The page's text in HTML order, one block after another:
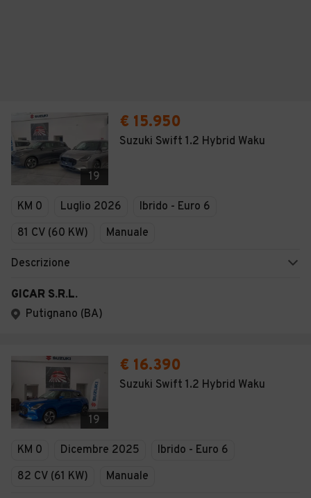
19
€ 15.950
Suzuki Swift 1.2 Hybrid Waku
KM 0 Luglio 2026
Ibrido - Euro 6
81 CV (60 KW)
Manuale
Descrizione
GICAR S.R.L.
Putignano (BA)
19
€ 16.390
Suzuki Swift 1.2 Hybrid Waku
KM 0 Dicembre 2025
Ibrido - Euro 6
82 CV (61 KW)
Manuale